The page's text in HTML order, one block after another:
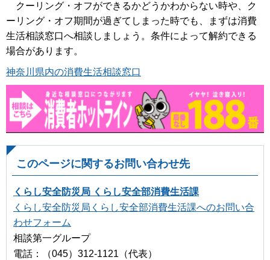
クーリング・オフができるかどうかわからない時や、ク
ーリング・オフ期間が過ぎてしまった時でも、まずは消費
生活相談窓口へ相談しましょう。条件によって解約できる
場合があります。
神奈川県内の消費生活相談窓口
このページに関するお問い合わせ先
くらし安全防災局 くらし安全部消費生活課
くらし安全防災局くらし安全部消費生活課へのお問い合
わせフォーム
相談第一グループ
電話：（045）312-1121（代表）